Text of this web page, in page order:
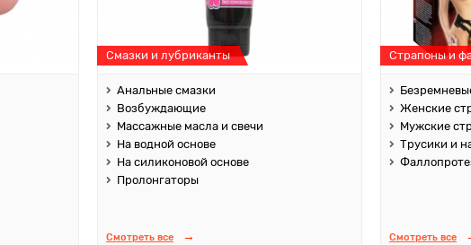
Смазки и лубриканты
Анальные смазки
Возбуждающие
Массажные масла и свечи
На водной основе
На силиконовой основе
Пролонгаторы
Смотреть все
Страпоны и
Женские
Мужские
Трусики и
Смотреть все